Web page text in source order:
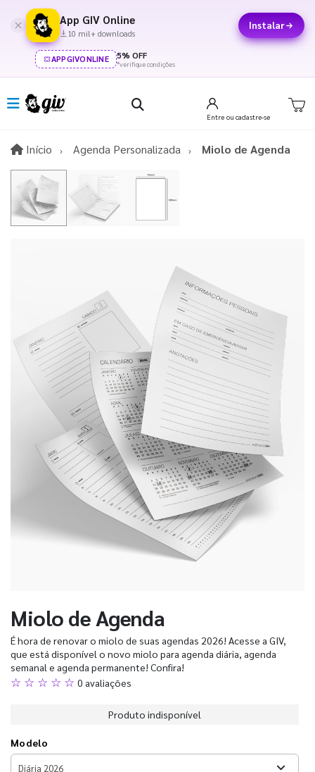
App GIV Online
10 mil+ downloads
Instalar
APPGIVONLINE 5% OFF
*verifique condições
Entre ou cadastre-se
Início InícioAgenda Personalizada Miolo de Agenda
Miolo de Agenda
É hora de renovar o miolo de suas agendas 2026! Acesse a GIV,
que está disponível o novo miolo para agenda diária, agenda
semanal e agenda permanente! Confira!
☆ ☆ ☆ ☆ ☆ 0 avaliações
Produto indisponível
Modelo